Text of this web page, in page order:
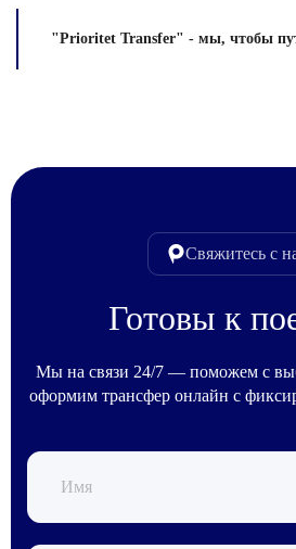
"Prioritet Transfer" - мы, чтобы
Свяжитесь с
Готовы к
Мы на связи 24/7 — поможем с
оформим трансфер онлайн с